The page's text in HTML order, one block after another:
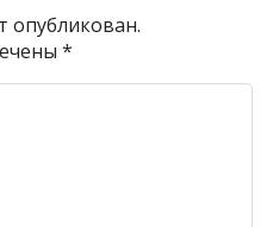
опубликован.
*